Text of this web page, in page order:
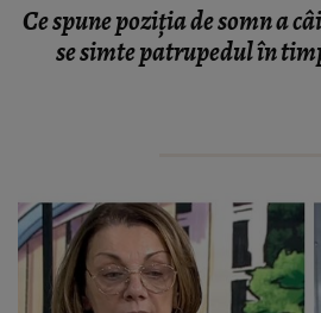
Ce spune poziția de somn a
se simte patrupedul în